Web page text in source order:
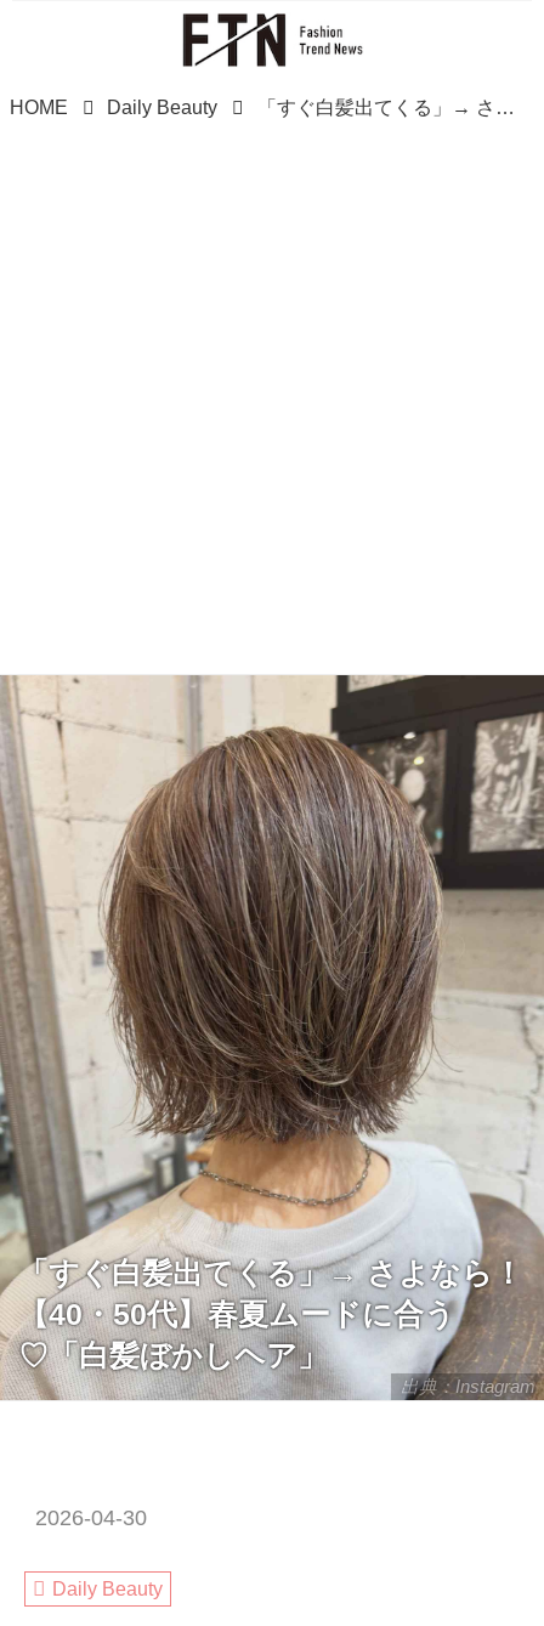
HOME Daily Beauty 「すぐ白髪出てくる」→ さよなら！【40・50代】春夏ムードに合う♡「白髪ぼかしヘア」
出典：Instagram
「すぐ白髪出てくる」→ さよなら！
【40・50代】春夏ムードに合う
♡「白髪ぼかしヘア」
2026-04-30
Daily Beauty